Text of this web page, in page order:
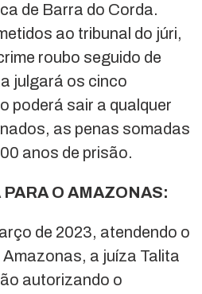
de Barra do Corda.
ao tribunal do júri,
roubo seguido de
julgará os cinco
poderá sair a qualquer
as penas somadas
anos de prisão.
O AMAZONAS:
de 2023, atendendo o
a juíza Talita
autorizando o